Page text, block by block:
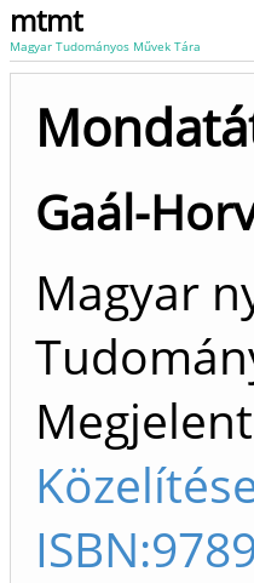
mtmt
Magyar Tudományos Művek Tára
Gaál-
Magyar